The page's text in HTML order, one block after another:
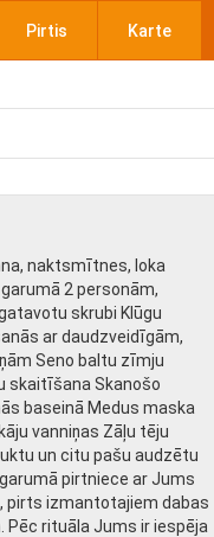
Pirtis Karte
naktsmītnes, loka
2 personām,
skrubi Klūgu
ar daudzveidīgām,
Seno baltu zīmju
skaitīšana Skanošo
baseinā Medus maska
vanniņas Zāļu tēju
un citu pašu audzētu
pirtniece ar Jums
pirts izmantotajiem dabas
rituāla Jums ir iespēja